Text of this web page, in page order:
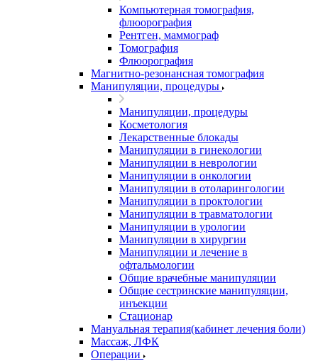
Компьютерная томография,
флюорография
Рентген, маммограф
Томография
Флюорография
Магнитно-резонансная томография
Манипуляции, процедуры
Манипуляции, процедуры
Косметология
Лекарственные блокады
Манипуляции в гинекологии
Манипуляции в неврологии
Манипуляции в онкологии
Манипуляции в отоларингологии
Манипуляции в проктологии
Манипуляции в травматологии
Манипуляции в урологии
Манипуляции в хирургии
Манипуляции и лечение в
офтальмологии
Общие врачебные манипуляции
Общие сестринские манипуляции,
инъекции
Стационар
Мануальная терапия(кабинет лечения боли)
Массаж, ЛФК
Операции